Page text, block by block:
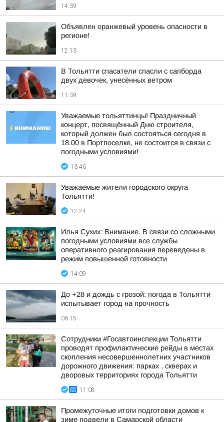
14:39
Объявлен оранжевый уровень опасности в
регионе!
12:13
В Тольятти спасатели спасли с сапборда
двух девочек, унесённых ветром
11:39
Уважаемые тольяттинцы! Праздничный
концерт, посвящённый Дню строителя,
который должен был состояться сегодня в
18.00 в Портпоселке, не состоится в связи с
погодными условиями!
13:46
Уважаемые жители городского округа
Тольятти!
12:24
Илья Сухих: Внимание. В связи со сложными
погодными условиями все службы
оперативного реагирования переведены в
режим повышенной готовности
14:09
До +28 и дождь с грозой: погода в Тольятти
испытывает город на прочность
06:15
Сотрудники #Госавтоинспекции Тольятти
проводят профилактические рейды в местах
скопления несовершеннолетних участников
дорожного движения: парках , скверах и
дворовых территориях города Тольятти
11:08
Промежуточные итоги подготовки домов к
зиме подвели в Самарской области